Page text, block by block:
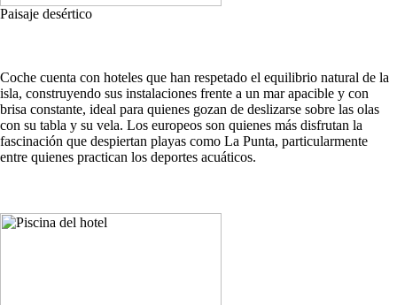
Paisaje desértico
Coche cuenta con hoteles que han respetado el equilibrio natural de la
isla, construyendo sus instalaciones frente a un mar apacible y con
brisa constante, ideal para quienes gozan de deslizarse sobre las olas
con su tabla y su vela. Los europeos son quienes más disfrutan la
fascinación que despiertan playas como La Punta, particularmente
entre quienes practican los deportes acuáticos.